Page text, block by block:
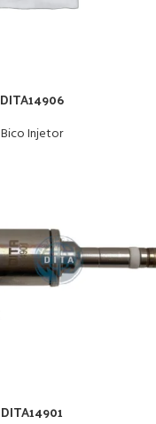
DITA14906
Bico Injetor
DITA14901